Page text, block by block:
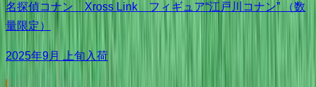
名探偵コナン Xross Link フィギュア“江戸川コナン” （数
量限定）
2025年9月 上旬入荷